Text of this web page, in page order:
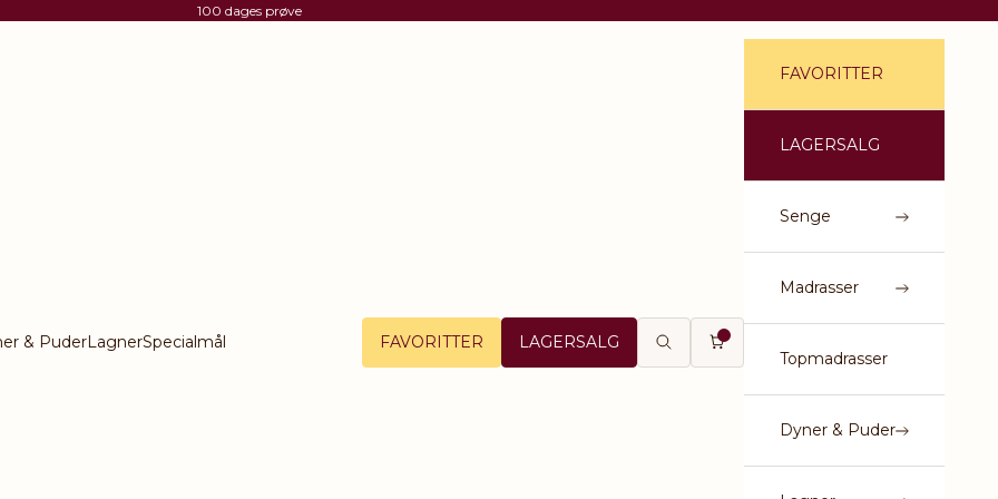
100 dages prøve
& PuderLagnerSpecialmål FAVORITTER LAGERSALG
Åbn søgefunktion
Åbn indkøbskurv
FAVORITTER
LAGERSALG
Senge
Madrasser
Topmadrasser
Dyner & Puder